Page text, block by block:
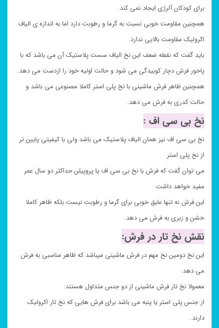
برای کودکان آلرژی ایجاد نمی کند.
همچنین مقاومت خوبی نسبت به گرما و رطوبت دارد اما به اندازه ی الیاف
اکرولیک مقاومت بالایی ندارد.
باید گفت که نقطه ضعف این نخ الیاف سست پلاستیک آن می باشد که با
پاخور فرش دچار کوبیدگی می شود و حالت اولیه خود را ازدست می دهد.
همچنین ظاهر فرش ماشینی با نخ پلی استر کاملا مصنوعی می باشد و
حالت کدری به فرش می دهد.
نخ بی سی اف :
نخ بی سی اف نیز همان الیاف پلاستیک می باشد ولی با کیفیتی پایین تر
از نخ پلی استر
می توان گفت که فرش با نخ بی سی اف یا پروپیلن حداکثر دو سال عمر
مفید خواهد داشت.
این فرش نه تنها عایق خوبی برای گرما و رطوبت نیست بلکه ظاهر کاملا
خشن و زبری به فرش می دهد.
نقش نخ تار در فرش:
این نخ دومین نخ مهم در فرش ماشینی میباشد که ظاهر مناسبی به فرش
می دهد.
معمولا نخ تار فرش ماشینی از دو جنس متداول هستند:
از جنس پلی استر یا پنبه می باشد برای فرش هایی که نخ تار اکرولیک
دارند.